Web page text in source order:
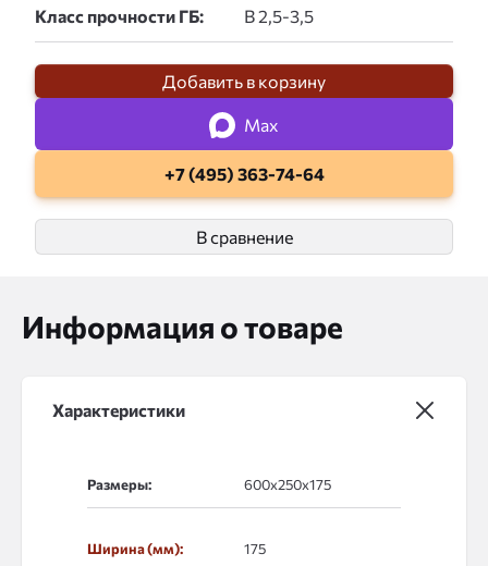
Класс прочности ГБ:
Добавить в корзину
Max
+7 (495) 363-74-64
В сравнение
Информация о товаре
Характеристики
Размеры:
Ширина (мм): 175